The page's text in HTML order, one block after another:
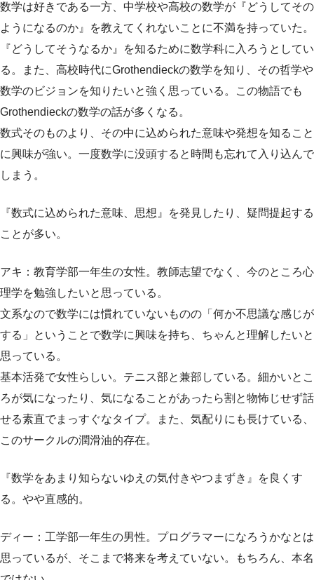
数学は好きである一方、中学校や高校の数学が『どうしてその
ようになるのか』を教えてくれないことに不満を持っていた。
『どうしてそうなるか』を知るために数学科に入ろうとしてい
る。また、高校時代にGrothendieckの数学を知り、その哲学や
数学のビジョンを知りたいと強く思っている。この物語でも
Grothendieckの数学の話が多くなる。
数式そのものより、その中に込められた意味や発想を知ること
に興味が強い。一度数学に没頭すると時間も忘れて入り込んで
しまう。
『数式に込められた意味、思想』を発見したり、疑問提起する
ことが多い。
アキ：教育学部一年生の女性。教師志望でなく、今のところ心
理学を勉強したいと思っている。
文系なので数学には慣れていないものの「何か不思議な感じが
する」ということで数学に興味を持ち、ちゃんと理解したいと
思っている。
基本活発で女性らしい。テニス部と兼部している。細かいとこ
ろが気になったり、気になることがあったら割と物怖じせず話
せる素直でまっすぐなタイプ。また、気配りにも長けている、
このサークルの潤滑油的存在。
『数学をあまり知らないゆえの気付きやつまずき』を良くす
る。やや直感的。
ディー：工学部一年生の男性。プログラマーになろうかなとは
思っているが、そこまで将来を考えていない。もちろん、本名